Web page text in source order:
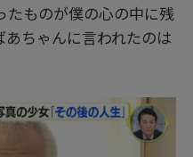
たものが僕の心の中に残
ちゃんに言われたのは